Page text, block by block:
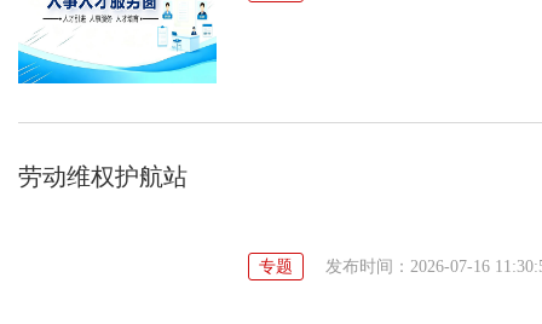
劳动维权护航站
专题 发布时间：2026-07-16